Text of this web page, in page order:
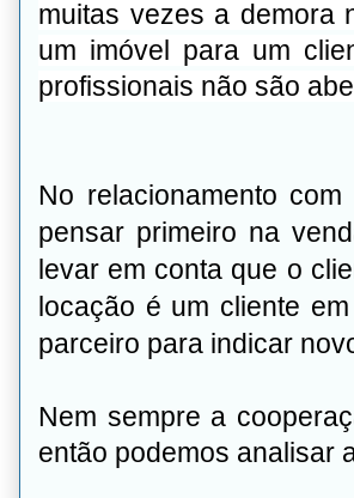
muitas vezes a demora
um imóvel para um
profissionais não são
No relacionamento com
pensar primeiro na
levar em conta que o
locação é um cliente
parceiro para indicar
Nem sempre a
então podemos analisar